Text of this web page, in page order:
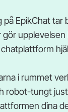
på EpikChat tar
upplevelsen
i rummet
robot-tungt
dina